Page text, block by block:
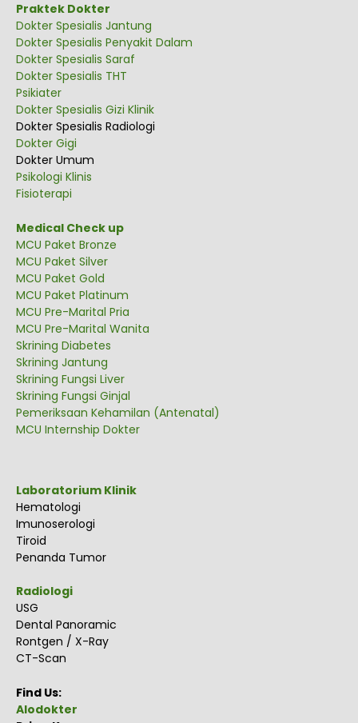
Praktek Dokter
Dokter Spesialis Jantung
Dokter Spesialis Penyakit Dalam
Dokter Spesialis Saraf
Dokter Spesialis THT
Psikiater
Dokter Spesialis Gizi Klinik
Dokter Spesialis Radiologi
Dokter Gigi
Dokter Umum
Psikologi Klinis
Fisioterapi
Medical Check up
MCU Paket Bronze
MCU Paket Silver
MCU Paket Gold
MCU Paket Platinum
MCU Pre-Marital Pria
MCU Pre-Marital Wanita
Skrining Diabetes
Skrining Jantung
Skrining Fungsi Liver
Skrining Fungsi Ginjal
Pemeriksaan Kehamilan (Antenatal)
MCU Internship Dokter
Laboratorium Klinik
Hematologi
Imunoserologi
Tiroid
Penanda Tumor
Radiologi
USG
Dental Panoramic
Rontgen / X-Ray
CT-Scan
Find Us:
Alodokter